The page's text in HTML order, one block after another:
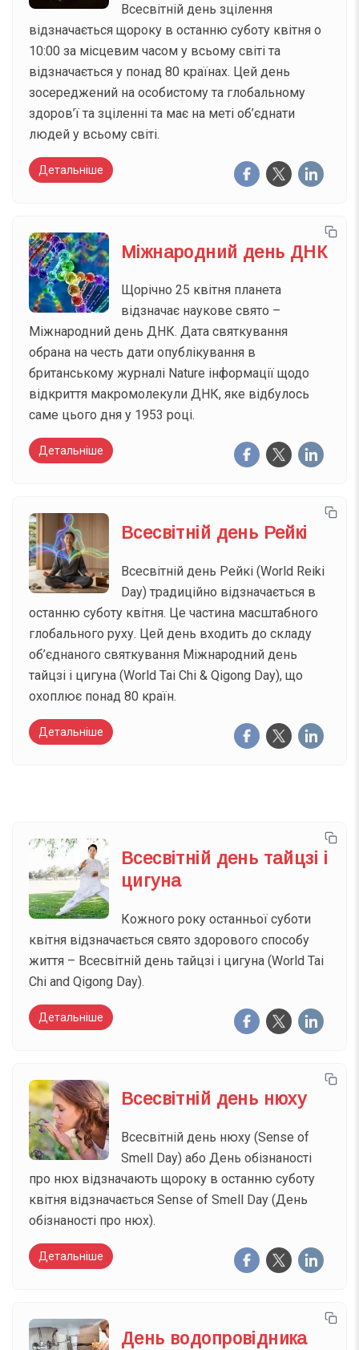
Всесвітній день зцілення
відзначається щороку в останню суботу квітня о
10:00 за місцевим часом у всьому світі та
відзначається у понад 80 країнах. Цей день
зосереджений на особистому та глобальному
здоров’ї та зціленні та має на меті об’єднати
людей у всьому світі.
Детальніше
Міжнародний день ДНК
Щорічно 25 квітня планета
відзначає наукове свято –
Міжнародний день ДНК. Дата святкування
обрана на честь дати опублікування в
британському журналі Nature інформації щодо
відкриття макромолекули ДНК, яке відбулось
саме цього дня у 1953 році.
Детальніше
Всесвітній день Рейкі
Всесвітній день Рейкі (World Reiki
Day) традиційно відзначається в
останню суботу квітня. Це частина масштабного
глобального руху. Цей день входить до складу
об’єднаного святкування Міжнародний день
тайцзі і цигуна (World Tai Chi & Qigong Day), що
охоплює понад 80 країн.
Детальніше
Всесвітній день тайцзі і
цигуна
Кожного року останньої суботи
квітня відзначається свято здорового способу
життя – Всесвітній день тайцзі і цигуна (World Tai
Chi and Qigong Day).
Детальніше
Всесвітній день нюху
Всесвітній день нюху (Sense of
Smell Day) або День обізнаності
про нюх відзначають щороку в останню суботу
квітня відзначається Sense of Smell Day (День
обізнаності про нюх).
Детальніше
День водопровідника